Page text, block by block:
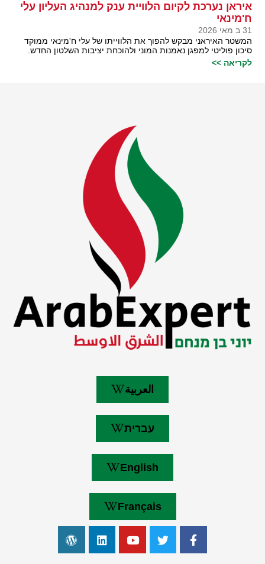
איראן נערכת לקיום הלוויית ענק למנהיג העליון עלי
ח'מינאי
31 ב מאי 2026
המשטר האיראני מבקש להפוך את הלווייתו של עלי ח'מינאי ממוקד
סיכון פוליטי למפגן נאמנות המוני ולהוכחת יציבות השלטון החדש.
לקריאה >>
العربية
עברית
English
Français